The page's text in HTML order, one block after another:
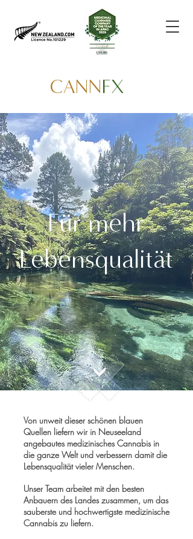
CANNFX
Für mehr
Lebensqualität
Von unweit dieser schönen blauen
Quellen liefern wir in Neuseeland
angebautes medizinisches Cannabis in
die ganze Welt und verbessern damit die
Lebensqualität vieler Menschen.
Unser Team arbeitet mit den besten
Anbauern des Landes zusammen, um das
sauberste und hochwertigste medizinische
Cannabis zu liefern.